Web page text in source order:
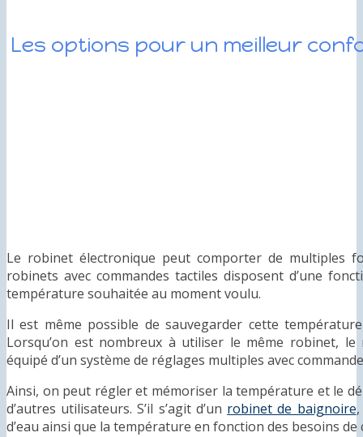
Les options pour un meilleur
Le robinet électronique peut comporter de multiples
robinets avec commandes tactiles disposent d’une
température souhaitée au moment voulu.
Il est même possible de sauvegarder cette
Lorsqu’on est nombreux à utiliser le même robinet, le
équipé d’un système de réglages multiples avec
Ainsi, on peut régler et mémoriser la température et le
d’autres utilisateurs. S’il s’agit d’un robinet de baignoire
d’eau ainsi que la température en fonction des besoins de